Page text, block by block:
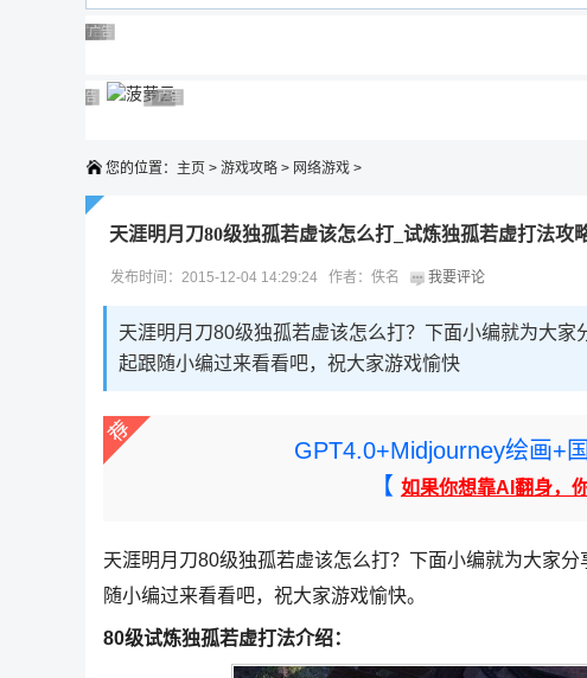
广告 商业广告，理性选择
广告 商业广告，理性选择
广告 商业广告，理性选择
广告 商业广告，理性选择
广告 商业广告，理性选择
广告 商业广告，理性选择
广告 商业广告，理性选择
广告 商业广告，理性选择广告 商业广告，理性选择
广告 商业广告，理性选择
您的位置： 主页 > 游戏攻略 > 网络游戏 >
天涯明月刀80级独孤若虚该怎么打_试炼独孤若虚打法攻
发布时间：2015-12-04 14:29:24 作者：佚名 我要评论
天涯明月刀80级独孤若虚该怎么打？下面小编就为大
起跟随小编过来看看吧，祝大家游戏愉快
GPT4.0+Midjourney绘画+
【 如果你想靠AI翻身，
天涯明月刀80级独孤若虚该怎么打？下面小编就为大家
随小编过来看看吧，祝大家游戏愉快。
80级试炼独孤若虚打法介绍：